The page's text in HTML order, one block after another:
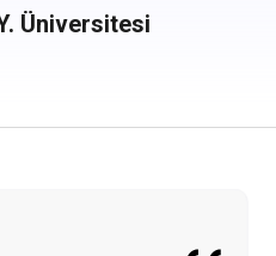
Üniversitesi